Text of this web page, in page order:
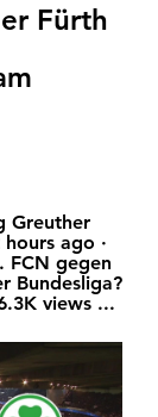
Fürth
Greuther
ago ·
FCN gegen
Bundesliga?
views ...